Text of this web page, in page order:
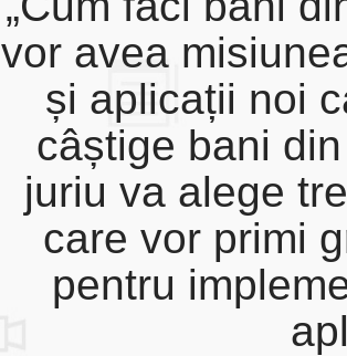
vor avea
și aplicații noi
câștige bani
juriu va alege
care vor primi
pentru